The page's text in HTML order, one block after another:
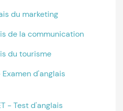
du marketing
de la communication
du tourisme
Examen d'anglais
- Test d'anglais